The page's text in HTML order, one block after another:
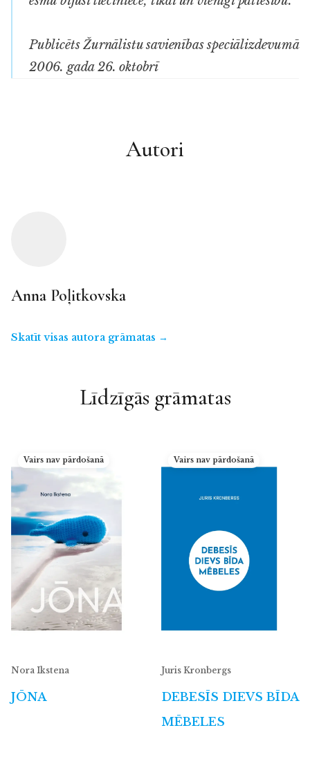
Publicēts Žurnālistu savienības speciālizdevumā
2006. gada 26. oktobrī
Autori
Anna Poļitkovska
Skatīt visas autora grāmatas →
Līdzīgās grāmatas
Vairs nav pārdošanā
Nora Ikstena
JŌNA
Vairs nav pārdošanā
Juris Kronbergs
DEBESĪS DIEVS BĪDA
MĒBELES